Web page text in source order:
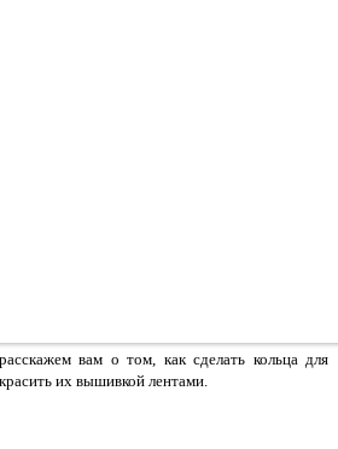
вам о том, как сделать кольца для
их вышивкой лентами.